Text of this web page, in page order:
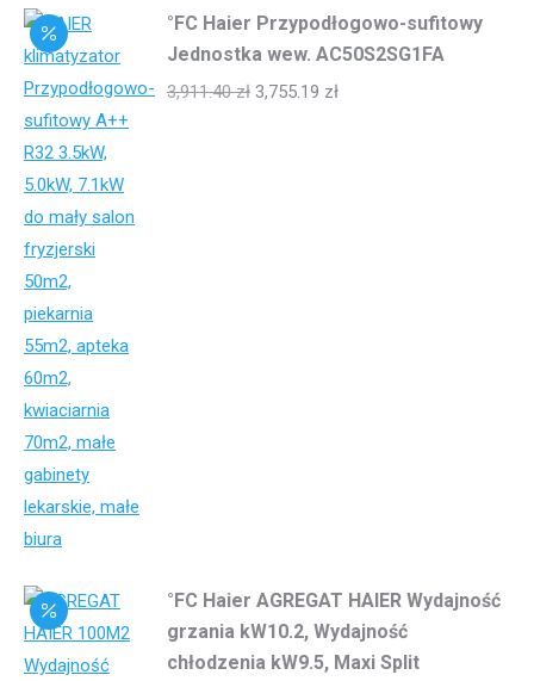
°FC Haier Przypodłogowo-sufitowy
Jednostka wew. AC50S2SG1FA
3,911.40zł 3,755.19 zł
°FC Haier AGREGAT HAIER Wydajność
grzania kW10.2, Wydajność
chłodzenia kW9.5, Maxi Split